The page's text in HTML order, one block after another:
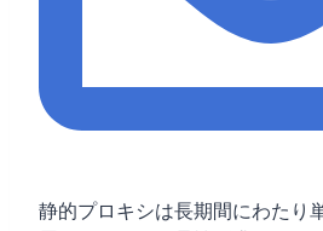
静的プロキシは長期間にわたり